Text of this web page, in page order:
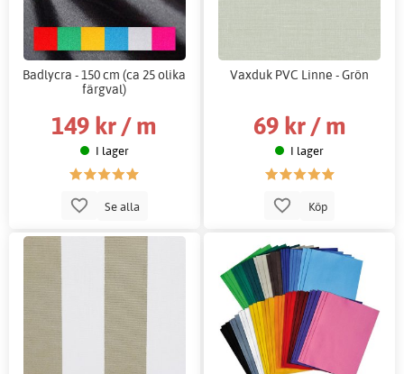
Badlycra - 150 cm (ca 25 olika
färgval)
149 kr / m
I lager
Se alla
Vaxduk PVC Linne - Grön
69 kr / m
I lager
Köp